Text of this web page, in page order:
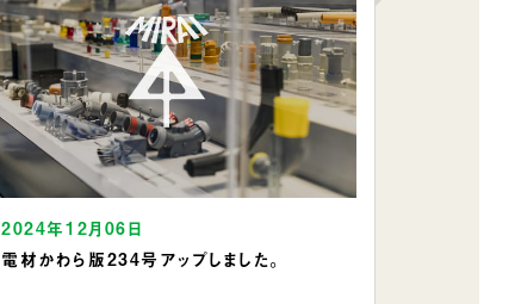
2024年12月06日
電材かわら版234号アップしました。